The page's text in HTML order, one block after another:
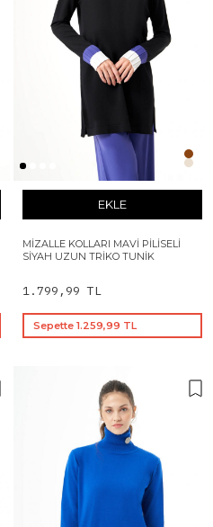
EKLE
MIZALLE KOLLARI MAVI PILISELI
SIYAH UZUN TRIKO TUNIK
1.799,99 TL
Sepette 1.259,99 TL